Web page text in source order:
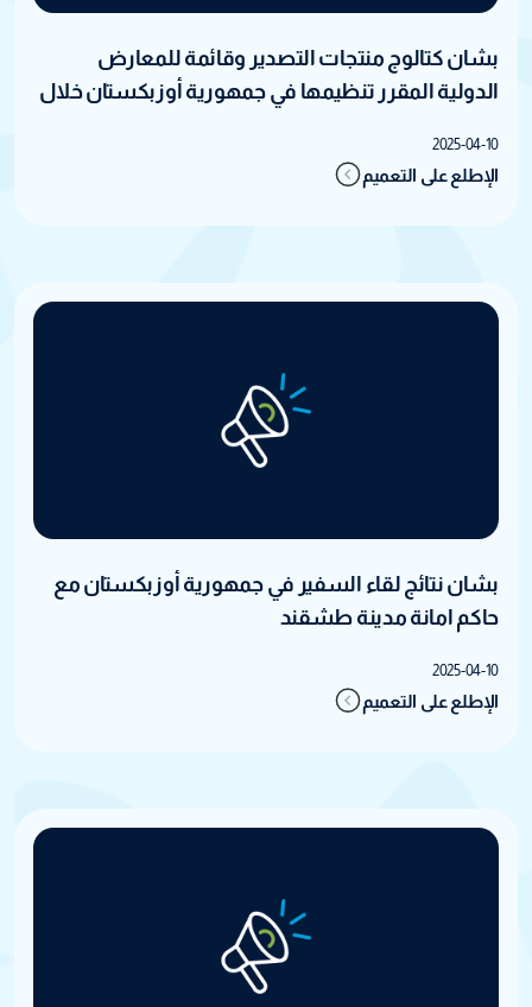
بشان كتالوج منتجات التصدير وقائمة للمعارض
الدولية المقرر تنظيمها في جمهورية أوزبكستان خلال
2025-04-10
الإطلع على التعميم
بشان نتائج لقاء السفير في جمهورية أوزبكستان مع
حاكم امانة مدينة طشقند
2025-04-10
الإطلع على التعميم